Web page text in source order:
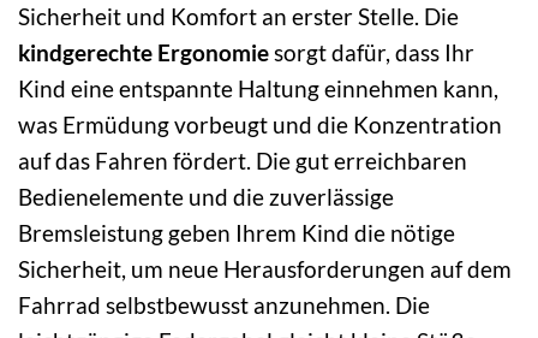
Sicherheit und Komfort an erster Stelle. Die
kindgerechte Ergonomie sorgt dafür, dass Ihr
Kind eine entspannte Haltung einnehmen kann,
was Ermüdung vorbeugt und die Konzentration
auf das Fahren fördert. Die gut erreichbaren
Bedienelemente und die zuverlässige
Bremsleistung geben Ihrem Kind die nötige
Sicherheit, um neue Herausforderungen auf dem
Fahrrad selbstbewusst anzunehmen. Die